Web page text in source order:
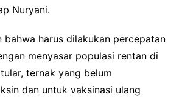
Nuryani.
bahwa harus dilakukan percepatan
menyasar populasi rentan di
ternak yang belum
dan untuk vaksinasi ulang